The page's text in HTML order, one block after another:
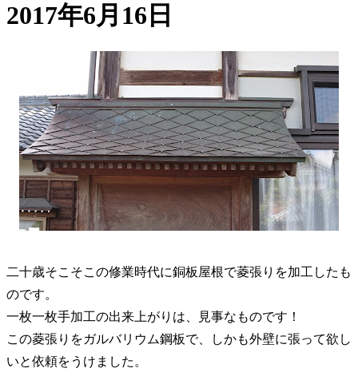
2017年6月16日
二十歳そこそこの修業時代に銅板屋根で菱張りを加工したも
のです。
一枚一枚手加工の出来上がりは、見事なものです！
この菱張りをガルバリウム鋼板で、しかも外壁に張って欲し
いと依頼をうけました。